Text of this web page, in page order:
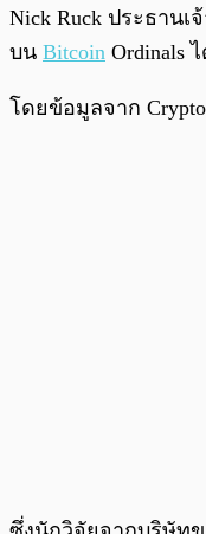
Nick Ruck ประธาน
บน Bitcoin Ordinals
โดยข้อมูลจาก